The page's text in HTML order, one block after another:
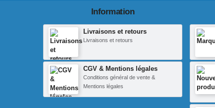
Information
Livraisons et retours
Livraisons et retours
CGV & Mentions légales
Conditions général de vente &
Mentions légales